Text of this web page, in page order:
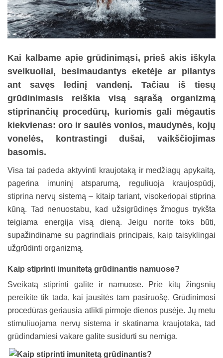
Kai kalbame apie grūdinimąsi, prieš akis iškyla
sveikuoliai, besimaudantys eketėje ar pilantys
ant savęs ledinį vandenį. Tačiau iš tiesų
grūdinimasis reiškia visą sąrašą organizmą
stiprinančių procedūrų, kuriomis gali mėgautis
kiekvienas: oro ir saulės vonios, maudynės, kojų
vonelės, kontrastingi dušai, vaikščiojimas
basomis.
Visa tai padeda aktyvinti kraujotaką ir medžiagų apykaitą,
pagerina imuninį atsparumą, reguliuoja kraujospūdį,
stiprina nervų sistemą – kitaip tariant, visokeriopai stiprina
kūną. Tad nenuostabu, kad užsigrūdinęs žmogus trykšta
teigiama energija visą dieną. Jeigu norite toks būti,
supažindiname su pagrindiais principais, kaip taisyklingai
užgrūdinti organizmą.
Kaip stiprinti imunitetą grūdinantis namuose?
Sveikatą stiprinti galite ir namuose. Prie kitų žingsnių
pereikite tik tada, kai jausitės tam pasiruošę. Grūdinimosi
procedūras geriausia atlikti pirmoje dienos pusėje. Jų metu
stimuliuojama nervų sistema ir skatinama kraujotaka, tad
grūdindamiesi vakare galite susidurti su nemiga.